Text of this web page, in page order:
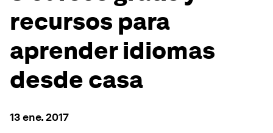
recursos para
aprender idiomas
desde casa
13 ene. 2017